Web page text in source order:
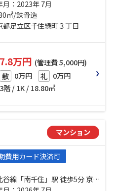
荒川線「荒川七丁目」駅 徒歩
37分 千代田線「町屋」駅 徒歩37分
月：2023年 7月
㎡/鉄骨造
都足立区千住緑町３丁目
7.8万円 (管理費 5,000円)
敷 0万円 礼 0万円
3階 / 1K / 18.80㎡
マンション
費用カード決済可
線「南千住」駅 徒歩5分 京成